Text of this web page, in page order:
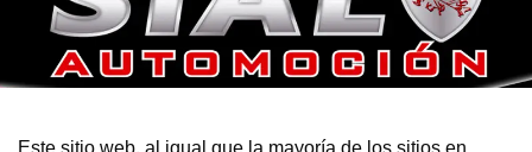
Este sitio web, al igual que la mayoría de los sitios en